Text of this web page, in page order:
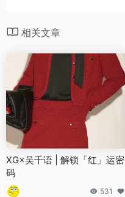
相关文章
XG×吴千语 | 解锁「红」运密
码
531